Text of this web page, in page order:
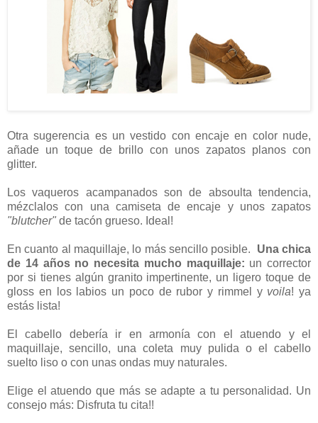
Otra sugerencia es un vestido con encaje en color nude,
añade un toque de brillo con unos zapatos planos con
glitter.
Los vaqueros acampanados son de absoulta tendencia,
mézclalos con una camiseta de encaje y unos zapatos
"blutcher" de tacón grueso. Ideal!
En cuanto al maquillaje, lo más sencillo posible. Una chica
de 14 años no necesita mucho maquillaje: un corrector
por si tienes algún granito impertinente, un ligero toque de
gloss en los labios un poco de rubor y rimmel y voila! ya
estás lista!
El cabello debería ir en armonía con el atuendo y el
maquillaje, sencillo, una coleta muy pulida o el cabello
suelto liso o con unas ondas muy naturales.
Elige el atuendo que más se adapte a tu personalidad. Un
consejo más: Disfruta tu cita!!